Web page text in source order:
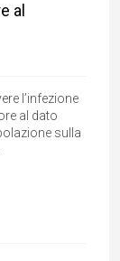
al
l’infezione
al dato
sulla